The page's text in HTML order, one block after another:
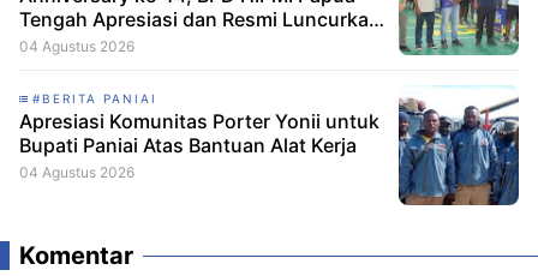
05 Agustus 2026
Momen Turnamen Fun Futsal
Anniversary ke-14, BPD HIPMI Papua
Tengah Apresiasi dan Resmi Luncurkan
Skuad Baru Makamagu Papua FC
04 Agustus 2026
Bupati Paniai Atas Bantuan Alat Kerja